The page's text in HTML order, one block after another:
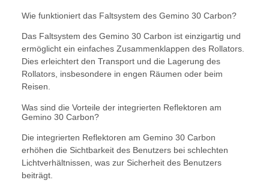
Wie funktioniert das Faltsystem des Gemino 30 Carbon?
Das Faltsystem des Gemino 30 Carbon ist einzigartig und
ermöglicht ein einfaches Zusammenklappen des Rollators.
Dies erleichtert den Transport und die Lagerung des
Rollators, insbesondere in engen Räumen oder beim
Reisen.
Was sind die Vorteile der integrierten Reflektoren am
Gemino 30 Carbon?
Die integrierten Reflektoren am Gemino 30 Carbon
erhöhen die Sichtbarkeit des Benutzers bei schlechten
Lichtverhältnissen, was zur Sicherheit des Benutzers
beiträgt.